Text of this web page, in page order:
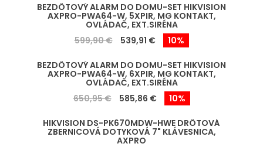
BEZDÔTOVÝ ALARM DO DOMU-SET HIKVISION
AXPRO-PWA64-W, 5XPIR, MG KONTAKT,
OVLÁDAČ, EXT.SIRÉNA
599,90 €
539,91 € 10%
BEZDÔTOVÝ ALARM DO DOMU-SET HIKVISION
AXPRO-PWA64-W, 6XPIR, MG KONTAKT,
OVLÁDAČ, EXT.SIRÉNA
650,95 €
585,86 € 10%
HIKVISION DS-PK670MDW-HWE DRÔTOVÁ
ZBERNICOVÁ DOTYKOVÁ 7" KLÁVESNICA,
AXPRO